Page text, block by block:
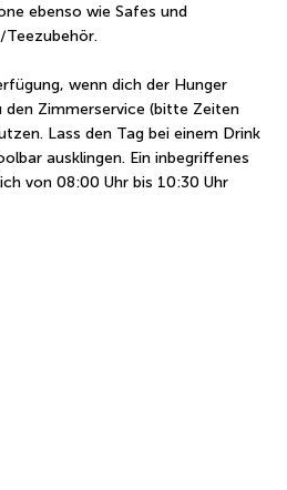
ebenso wie Safes und
wenn dich der Hunger
Zimmerservice (bitte Zeiten
Lass den Tag bei einem Drink
ausklingen. Ein inbegriffenes
von 08:00 Uhr bis 10:30 Uhr